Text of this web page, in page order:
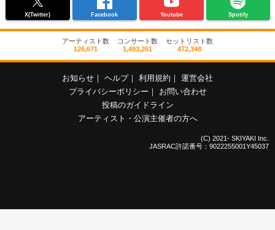
X(Twitter) Facebook Youtube Spotify
アーティスト数
126,671
コンサート数
1,493,261
セットリスト数
472,348
お知らせ ヘルプ 利用規約
運営会社
プライバシーポリシー
お問い合わせ
投稿のガイドライン
アーティスト・公演主催者の方へ
(C) 2021- SKIYAKI Inc.
JASRAC許諾番号：9022255001Y45037